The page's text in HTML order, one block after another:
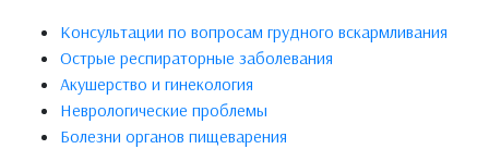
Консультации по вопросам грудного вскармливания
Острые респираторные заболевания
Акушерство и гинекология
Неврологические проблемы
Болезни органов пищеварения